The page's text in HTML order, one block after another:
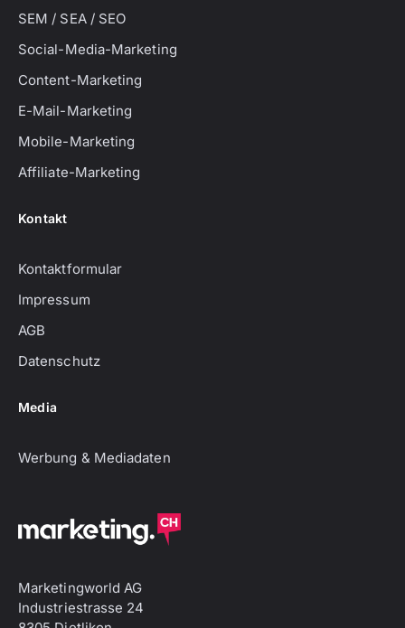
SEM / SEA / SEO
Social-Media-Marketing
Content-Marketing
E-Mail-Marketing
Mobile-Marketing
Affiliate-Marketing
Kontakt
Kontaktformular
Impressum
AGB
Datenschutz
Media
Werbung & Mediadaten
Marketingworld AG
Industriestrasse 24